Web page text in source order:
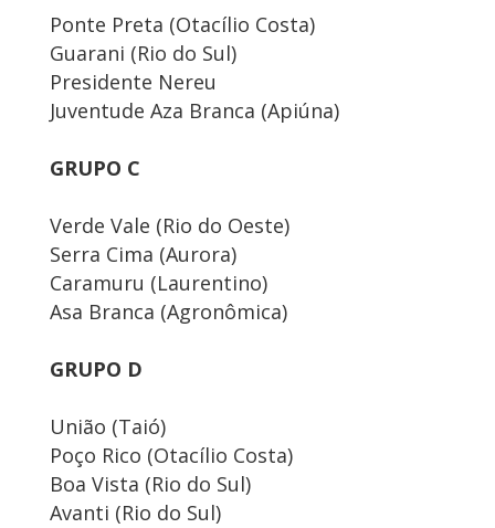
Ponte Preta (Otacílio Costa)
Guarani (Rio do Sul)
Presidente Nereu
Juventude Aza Branca (Apiúna)
GRUPO C
Verde Vale (Rio do Oeste)
Serra Cima (Aurora)
Caramuru (Laurentino)
Asa Branca (Agronômica)
GRUPO D
União (Taió)
Poço Rico (Otacílio Costa)
Boa Vista (Rio do Sul)
Avanti (Rio do Sul)